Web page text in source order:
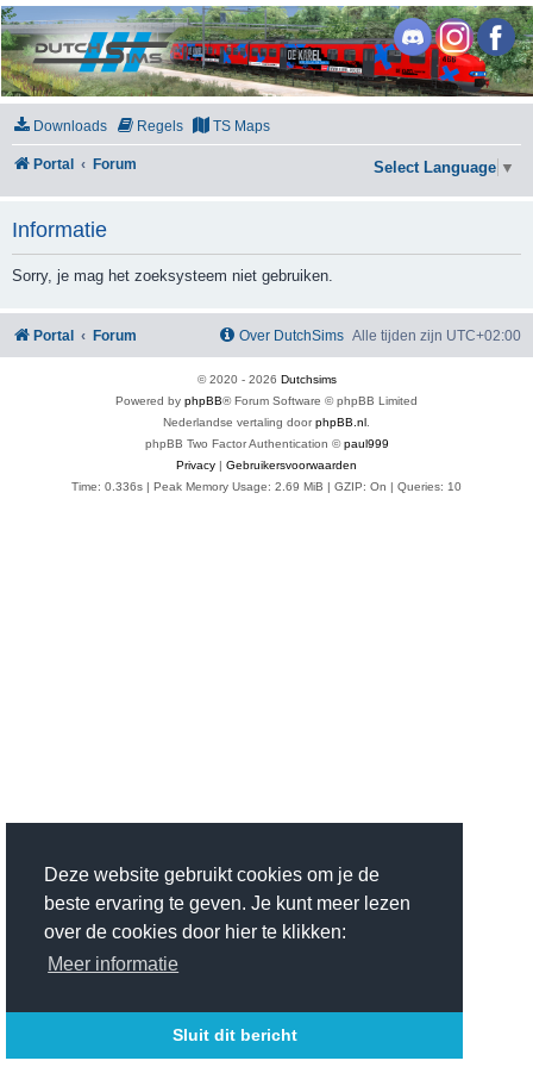
Deze website gebruikt cookies om je de
beste ervaring te geven. Je kunt meer lezen
over de cookies door hier te klikken:
Meer informatie
Sluit dit bericht
DutchSims
Downloads Regels TS Maps
Portal Forum Select Language ▼
Informatie
Sorry, je mag het zoeksysteem niet gebruiken.
Portal Forum Alle tijden zijn UTC+02:00
Over DutchSims
© 2020 - 2026 Dutchsims
Powered by phpBB® Forum Software © phpBB Limited
Nederlandse vertaling doorphpBB.nl
phpBB Two Factor Authentication ©paul999
Privacy | Gebruikersvoorwaarden
Time: 0.336s | Peak Memory Usage: 2.69 MiB | GZIP: On | Queries: 10